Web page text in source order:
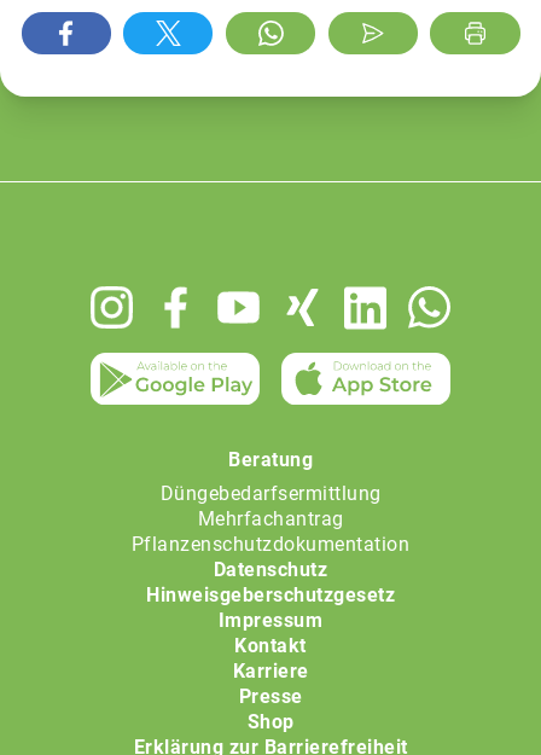
Beratung
Düngebedarfsermittlung
Mehrfachantrag
Pflanzenschutzdokumentation
Datenschutz
Hinweisgeberschutzgesetz
Impressum
Kontakt
Karriere
Presse
Shop
Erklärung zur Barrierefreiheit